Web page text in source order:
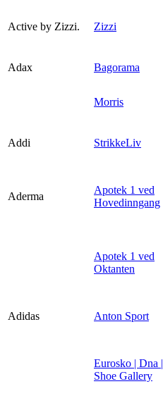
Active by Zizzi. Zizzi
Adax
Bagorama
Morris
Addi StrikkeLiv
Aderma
Apotek 1 ved
Hovedinngang
Apotek 1 ved
Oktanten
Adidas Anton Sport
Eurosko | Dna |
Shoe Gallery